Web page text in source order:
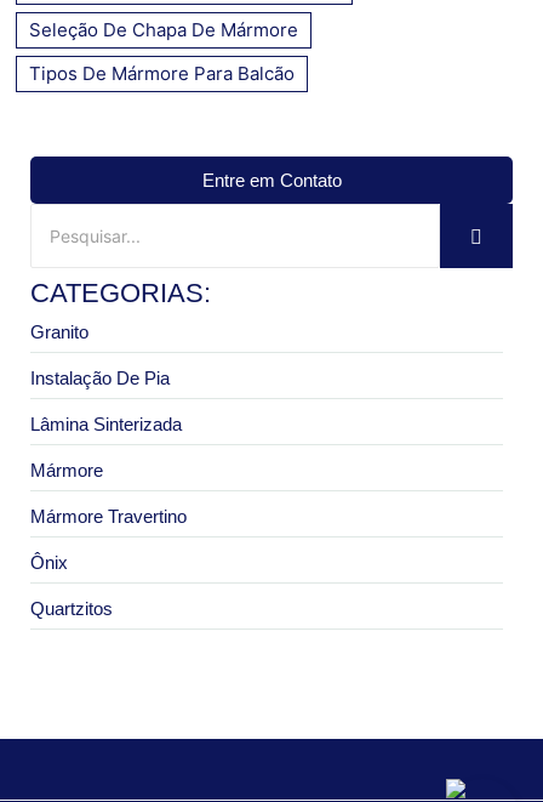
Seleção De Chapa De Mármore
Tipos De Mármore Para Balcão
Entre em Contato
CATEGORIAS:
Granito
Instalação De Pia
Lâmina Sinterizada
Mármore
Mármore Travertino
Ônix
Quartzitos